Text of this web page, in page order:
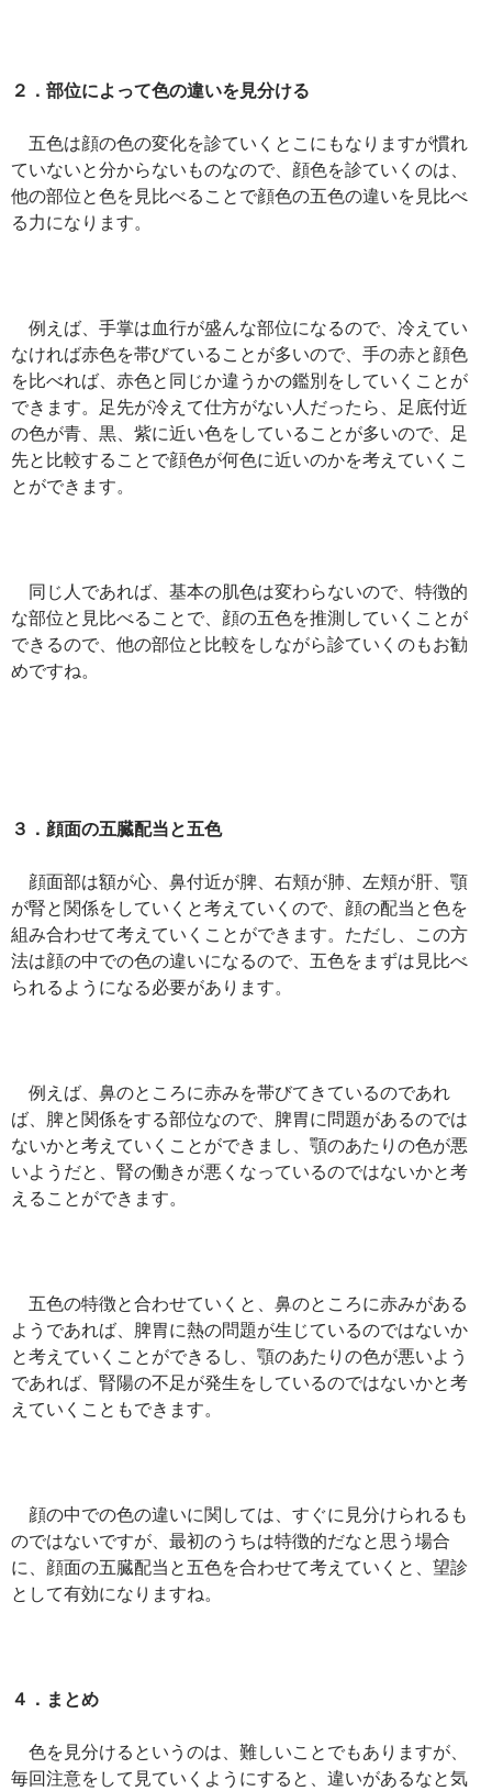
２．部位によって色の違いを見分ける
五色は顔の色の変化を診ていくとこにもなりますが慣れ
ていないと分からないものなので、顔色を診ていくのは、
他の部位と色を見比べることで顔色の五色の違いを見比べ
る力になります。
例えば、手掌は血行が盛んな部位になるので、冷えてい
なければ赤色を帯びていることが多いので、手の赤と顔色
を比べれば、赤色と同じか違うかの鑑別をしていくことが
できます。足先が冷えて仕方がない人だったら、足底付近
の色が青、黒、紫に近い色をしていることが多いので、足
先と比較することで顔色が何色に近いのかを考えていくこ
とができます。
同じ人であれば、基本の肌色は変わらないので、特徴的
な部位と見比べることで、顔の五色を推測していくことが
できるので、他の部位と比較をしながら診ていくのもお勧
めですね。
３．顔面の五臓配当と五色
顔面部は額が心、鼻付近が脾、右頬が肺、左頬が肝、顎
が腎と関係をしていくと考えていくので、顔の配当と色を
組み合わせて考えていくことができます。ただし、この方
法は顔の中での色の違いになるので、五色をまずは見比べ
られるようになる必要があります。
例えば、鼻のところに赤みを帯びてきているのであれ
ば、脾と関係をする部位なので、脾胃に問題があるのでは
ないかと考えていくことができまし、顎のあたりの色が悪
いようだと、腎の働きが悪くなっているのではないかと考
えることができます。
五色の特徴と合わせていくと、鼻のところに赤みがある
ようであれば、脾胃に熱の問題が生じているのではないか
と考えていくことができるし、顎のあたりの色が悪いよう
であれば、腎陽の不足が発生をしているのではないかと考
えていくこともできます。
顔の中での色の違いに関しては、すぐに見分けられるも
のではないですが、最初のうちは特徴的だなと思う場合
に、顔面の五臓配当と五色を合わせて考えていくと、望診
として有効になりますね。
４．まとめ
色を見分けるというのは、難しいことでもありますが、
毎回注意をして見ていくようにすると、違いがあるなと気